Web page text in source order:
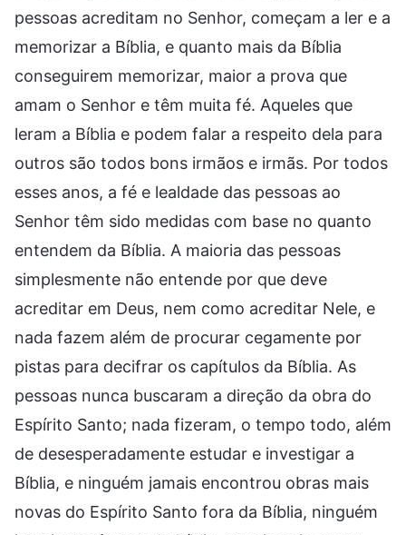
pessoas acreditam no Senhor, começam a ler e a
memorizar a Bíblia, e quanto mais da Bíblia
conseguirem memorizar, maior a prova que
amam o Senhor e têm muita fé. Aqueles que
leram a Bíblia e podem falar a respeito dela para
outros são todos bons irmãos e irmãs. Por todos
esses anos, a fé e lealdade das pessoas ao
Senhor têm sido medidas com base no quanto
entendem da Bíblia. A maioria das pessoas
simplesmente não entende por que deve
acreditar em Deus, nem como acreditar Nele, e
nada fazem além de procurar cegamente por
pistas para decifrar os capítulos da Bíblia. As
pessoas nunca buscaram a direção da obra do
Espírito Santo; nada fizeram, o tempo todo, além
de desesperadamente estudar e investigar a
Bíblia, e ninguém jamais encontrou obras mais
novas do Espírito Santo fora da Bíblia, ninguém